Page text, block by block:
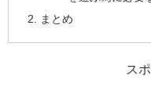
まとめ
ス